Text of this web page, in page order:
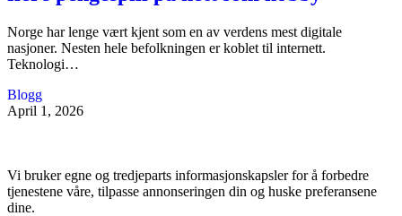
Norge har lenge vært kjent som en av verdens mest digitale
nasjoner. Nesten hele befolkningen er koblet til internett.
Teknologi…
Blogg
April 1, 2026
Vi bruker egne og tredjeparts informasjonskapsler for å forbedre
tjenestene våre, tilpasse annonseringen din og huske preferansene
dine.